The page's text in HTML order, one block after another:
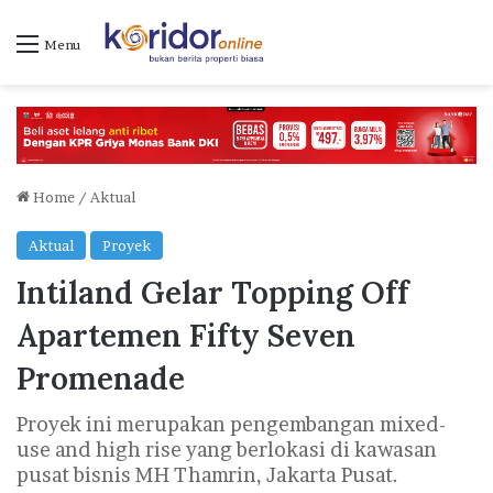
Menu
Home / Aktual
Aktual Proyek
Intiland Gelar Topping Off
Apartemen Fifty Seven
Promenade
Proyek ini merupakan pengembangan mixed-
use and high rise yang berlokasi di kawasan
pusat bisnis MH Thamrin, Jakarta Pusat.